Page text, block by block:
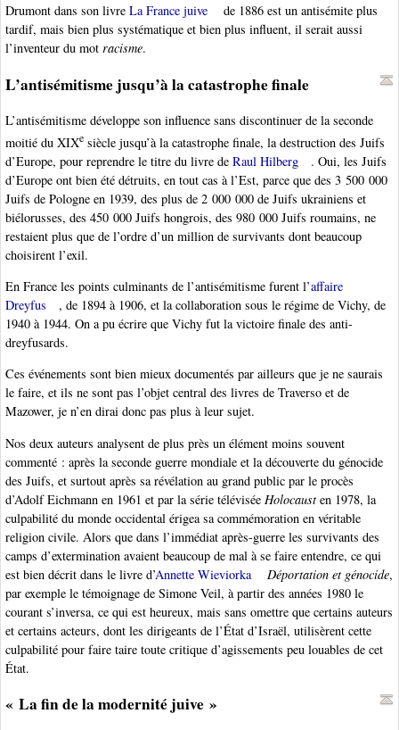
Drumont dans son livre La France juive
de 1886 est un antisémite plus
tardif, mais bien plus systématique et bien plus influent, il serait aussi
l’inventeur du mot racisme.
L’antisémitisme jusqu’à la catastrophe finale
L’antisémitisme développe son influence sans discontinuer de la seconde
moitié du XIXe siècle jusqu’à la catastrophe finale, la destruction des Juifs
d’Europe, pour reprendre le titre du livre de Raul Hilberg
. Oui, les Juifs
d’Europe ont bien été détruits, en tout cas à l’Est, parce que des 3 500 000
Juifs de Pologne en 1939, des plus de 2 000 000 de Juifs ukrainiens et
biélorusses, des 450 000 Juifs hongrois, des 980 000 Juifs roumains, ne
restaient plus que de l’ordre d’un million de survivants dont beaucoup
choisirent l’exil.
En France les points culminants de l’antisémitisme furent l’affaire
Dreyfus
, de 1894 à 1906, et la collaboration sous le régime de Vichy, de
1940 à 1944. On a pu écrire que Vichy fut la victoire finale des anti-
dreyfusards.
Ces événements sont bien mieux documentés par ailleurs que je ne saurais
le faire, et ils ne sont pas l’objet central des livres de Traverso et de
Mazower, je n’en dirai donc pas plus à leur sujet.
Nos deux auteurs analysent de plus près un élément moins souvent
commenté : après la seconde guerre mondiale et la découverte du génocide
des Juifs, et surtout après sa révélation au grand public par le procès
d’Adolf Eichmann en 1961 et par la série télévisée Holocausten 1978, la
culpabilité du monde occidental érigea sa commémoration en véritable
religion civile. Alors que dans l’immédiat après-guerre les survivants des
camps d’extermination avaient beaucoup de mal à se faire entendre, ce qui
est bien décrit dans le livre d’Annette Wieviorka Déportation et génocide,
par exemple le témoignage de Simone Veil, à partir des années 1980 le
courant s’inversa, ce qui est heureux, mais sans omettre que certains auteurs
et certains acteurs, dont les dirigeants de l’État d’Israël, utilisèrent cette
culpabilité pour faire taire toute critique d’agissements peu louables de cet
État.
« La fin de la modernité juive »